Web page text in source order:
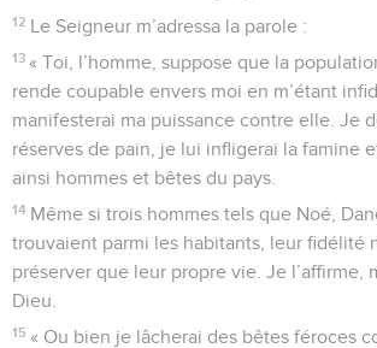
12 Le Seigneur m’adressa la parole :
13 « Toi, l’homme, suppose que la
rende coupable envers moi en m’étant
manifesterai ma puissance contre elle. Je
réserves de pain, je lui infligerai la famine
ainsi hommes et bêtes du pays.
14 Même si trois hommes tels que Noé,
trouvaient parmi les habitants, leur fidélité
préserver que leur propre vie. Je l’affirme,
Dieu.
15 « Ou bien je lâcherai des bêtes féroces